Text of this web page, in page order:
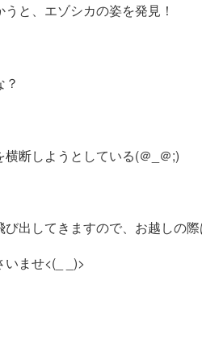
と、エゾシカの姿を発見！
断しようとしている(＠_＠;)
出してきますので、お越しの
ませ<(_ _)>